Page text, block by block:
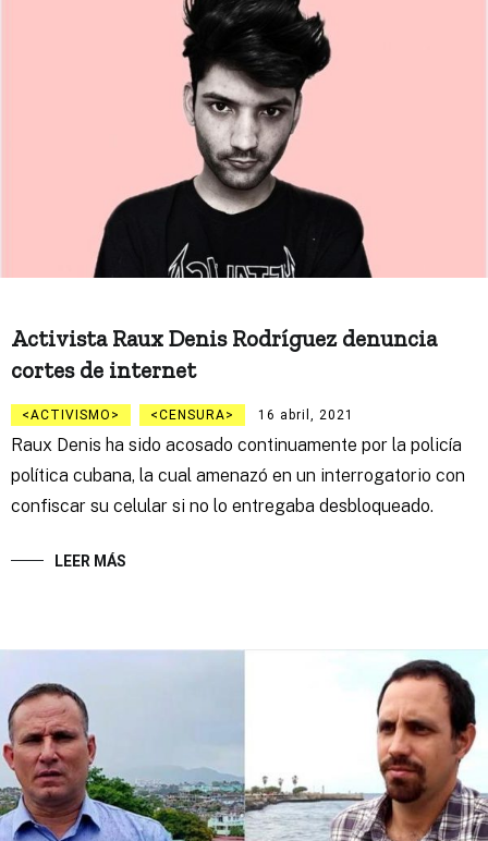
Activista Raux Denis Rodríguez denuncia
cortes de internet
ACTIVISMO CENSURA 16 abril, 2021
Raux Denis ha sido acosado continuamente por la policía
política cubana, la cual amenazó en un interrogatorio con
confiscar su celular si no lo entregaba desbloqueado.
LEER MÁS